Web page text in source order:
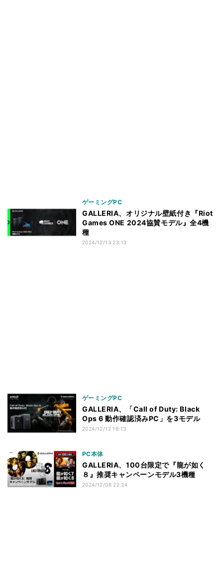
ゲーミングPC
GALLERIA、オリジナル壁紙付き『Riot
Games ONE 2024協賛モデル』全4機
種
2024/12/13 23:13
ゲーミングPC
GALLERIA、「Call of Duty: Black
Ops 6 動作確認済みPC」を3モデル
2024/12/12 16:13
PC本体
GALLERIA、100台限定で『龍が如く
８』推奨キャンペーンモデル3機種
2024/12/08 22:24